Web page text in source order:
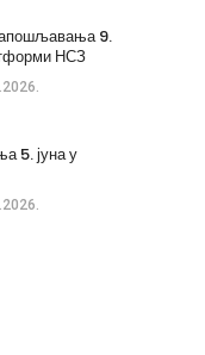
9.
НСЗ
5. јуна у